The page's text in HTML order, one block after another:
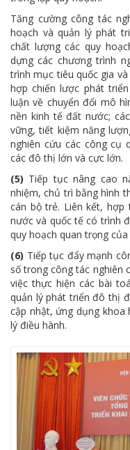
Tăng cường công tác
hoạch và quản lý phát
chất lượng các quy
dựng các chương trình
trình mục tiêu quốc gia
hợp chiến lược phát
luận về chuyển đổi mô
nền kinh tế đất nước;
vững, tiết kiệm năng
nghiên cứu các công cụ
các đô thị lớn và cực lớn.
(5) Tiếp tục nâng cao
nhiệm, chủ trì bằng hình
cán bộ trẻ. Liên kết,
nước và quốc tế có trình
quy hoạch quan trọng
(6) Tiếp tục đẩy mạnh
số trong công tác nghiên
việc thực hiện các bài
quản lý phát triển đô thị
cập nhật, ứng dụng khoa
lý điều hành.